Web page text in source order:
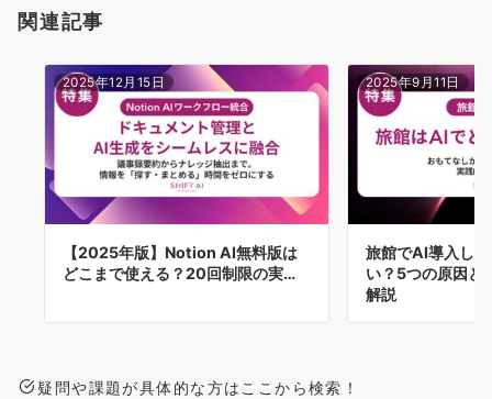
関連記事
2025年12月15日
【2025年版】Notion AI無料版は
どこまで使える？20回制限の実…
2025年9月11日
旅館でAI導入し
い？5つの原因と
解説
疑問や課題が具体的な方はここから検索！